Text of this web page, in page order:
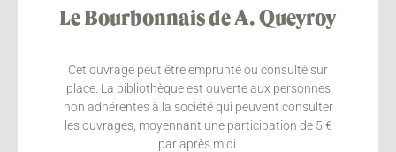
Le Bourbonnais de A. Queyroy
Cet ouvrage peut être emprunté ou consulté sur
place. La bibliothèque est ouverte aux personnes
non adhérentes à la société qui peuvent consulter
les ouvrages, moyennant une participation de 5 €
par après midi.